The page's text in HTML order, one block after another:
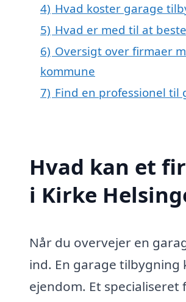
4) Hvad koster garage
5) Hvad er med til at
6) Oversigt over firmaer
kommune
7) Find en professionel
Hvad kan et
i Kirke
Når du overvejer en
ind. En garage tilbygning
ejendom. Et